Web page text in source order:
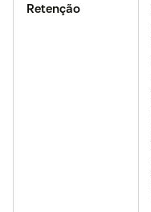
Retenção